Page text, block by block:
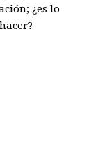
¿es lo